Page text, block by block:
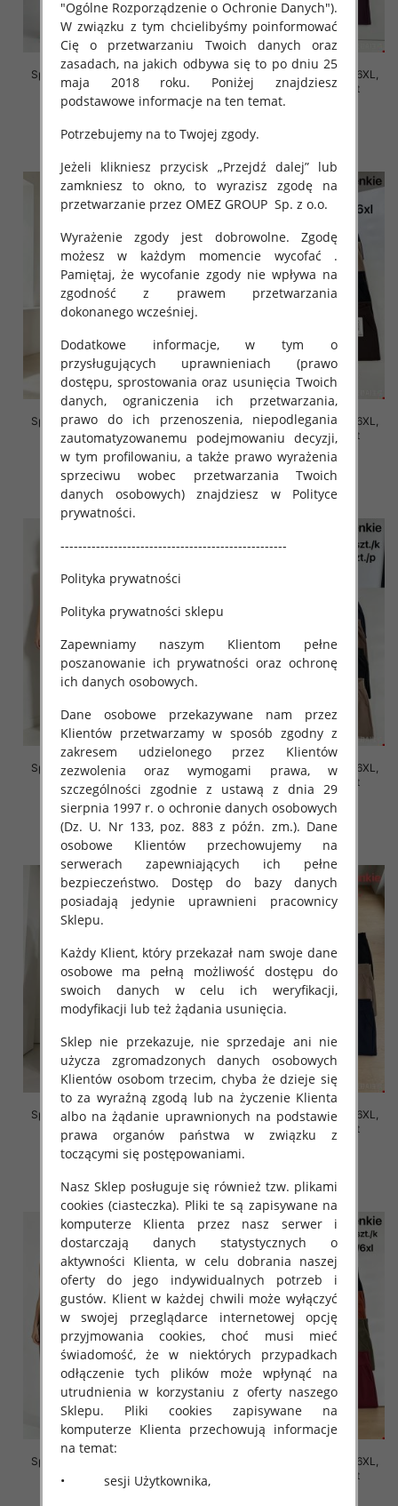
Spodnie damskie Roz 2XL-6XL,
Mix Kolor Paczka 12 szt
szczegóły
Spodnie damskie Roz 2XL-6XL,
Mix Kolor Paczka 12 szt
Spodnie damskie Roz 2XL-6XL,
Mix Kolor Paczka 12 szt
16.00 zł
szczegóły
Spodnie damskie Roz 2XL-6XL,
Mix Kolor Paczka 12 szt
16.00 zł
szczegóły
Spodnie damskie Roz 2XL-6XL,
Mix Kolor Paczka 12 szt
16.00 zł
szczegóły
Spodnie damskie Roz 2XL-6XL,
Mix Kolor Paczka 12 szt
16.00 zł
szczegóły
Spodnie damskie Roz 2XL-6XL,
Mix Kolor Paczka 12 szt
16.00 zł
Spodnie damskie Roz 2XL-6XL,
Mix Kolor Paczka 12 szt
Spodnie damskie Roz 2XL-6XL,
Mix Kolor Paczka 12 szt
Spodnie damskie Roz 2XL-6XL,
Mix Kolor Paczka 12 szt
"Ogólne Rozporządzenie o Ochronie Danych").
W związku z tym chcielibyśmy poinformować
Cię o przetwarzaniu Twoich danych oraz
zasadach, na jakich odbywa się to po dniu 25
maja 2018 roku. Poniżej znajdziesz
podstawowe informacje na ten temat.
Potrzebujemy na to Twojej zgody.
Jeżeli klikniesz przycisk „Przejdź dalej” lub
zamkniesz to okno, to wyrazisz zgodę na
przetwarzanie przez OMEZ GROUP Sp. z o.o.
Wyrażenie zgody jest dobrowolne. Zgodę
możesz w każdym momencie wycofać .
Pamiętaj, że wycofanie zgody nie wpływa na
zgodność z prawem przetwarzania
dokonanego wcześniej.
Dodatkowe informacje, w tym o
przysługujących uprawnieniach (prawo
dostępu, sprostowania oraz usunięcia Twoich
danych, ograniczenia ich przetwarzania,
prawo do ich przenoszenia, niepodlegania
zautomatyzowanemu podejmowaniu decyzji,
w tym profilowaniu, a także prawo wyrażenia
sprzeciwu wobec przetwarzania Twoich
danych osobowych) znajdziesz w Polityce
prywatności.
---------------------------------------------------
Polityka prywatności
Polityka prywatności sklepu
Zapewniamy naszym Klientom pełne
poszanowanie ich prywatności oraz ochronę
ich danych osobowych.
Dane osobowe przekazywane nam przez
Klientów przetwarzamy w sposób zgodny z
zakresem udzielonego przez Klientów
zezwolenia oraz wymogami prawa, w
szczególności zgodnie z ustawą z dnia 29
sierpnia 1997 r. o ochronie danych osobowych
(Dz. U. Nr 133, poz. 883 z późn. zm.). Dane
osobowe Klientów przechowujemy na
serwerach zapewniających ich pełne
bezpieczeństwo. Dostęp do bazy danych
posiadają jedynie uprawnieni pracownicy
Sklepu.
Każdy Klient, który przekazał nam swoje dane
osobowe ma pełną możliwość dostępu do
swoich danych w celu ich weryfikacji,
modyfikacji lub też żądania usunięcia.
Sklep nie przekazuje, nie sprzedaje ani nie
użycza zgromadzonych danych osobowych
Klientów osobom trzecim, chyba że dzieje się
to za wyraźną zgodą lub na życzenie Klienta
albo na żądanie uprawnionych na podstawie
prawa organów państwa w związku z
toczącymi się postępowaniami.
Nasz Sklep posługuje się również tzw. plikami
cookies (ciasteczka). Pliki te są zapisywane na
komputerze Klienta przez nasz serwer i
dostarczają danych statystycznych o
aktywności Klienta, w celu dobrania naszej
oferty do jego indywidualnych potrzeb i
gustów. Klient w każdej chwili może wyłączyć
w swojej przeglądarce internetowej opcję
przyjmowania cookies, choć musi mieć
świadomość, że w niektórych przypadkach
odłączenie tych plików może wpłynąć na
utrudnienia w korzystaniu z oferty naszego
Sklepu. Pliki cookies zapisywane na
komputerze Klienta przechowują informacje
na temat:
• sesji Użytkownika,